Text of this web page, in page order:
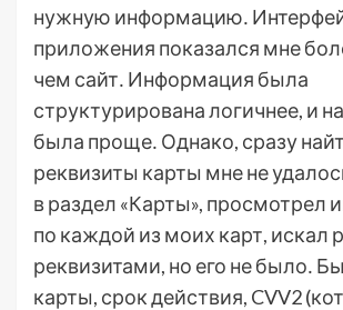
нужную информацию․
приложения показался мне
чем сайт․ Информация была
структурирована логичнее, и
была проще․ Однако, сразу
реквизиты карты мне не
в раздел «Карты», просмотрел
по каждой из моих карт, искал
реквизитами, но его не было․
карты, срок действия, CVV2